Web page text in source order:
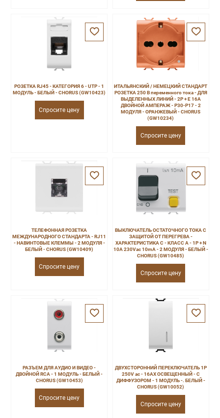
РОЗЕТКА RJ45 - КАТЕГОРИЯ 6 - UTP - 1
МОДУЛЬ - БЕЛЫЙ - CHORUS (GW10423)
Спросите цену
ИТАЛЬЯНСКИЙ / НЕМЕЦКИЙ СТАНДАРТ
РОЗЕТКА 250 В переменного тока - ДЛЯ
ВЫДЕЛЕННЫХ ЛИНИЙ - 2P + E 16A
ДВОЙНОЙ АМПЕРАЖ - P30-P17 - 2
МОДУЛЯ - ОРАНЖЕВЫЙ - CHORUS
(GW10234)
Спросите цену
ТЕЛЕФОННАЯ РОЗЕТКА
МЕЖДУНАРОДНОГО СТАНДАРТА - RJ11
- НАВИНТОВЫЕ КЛЕММЫ - 2 МОДУЛЯ -
БЕЛЫЙ - CHORUS (GW10409)
Спросите цену
ВЫКЛЮЧАТЕЛЬ ОСТАТОЧНОГО ТОКА С
ЗАЩИТОЙ ОТ ПЕРЕГРЕВА -
ХАРАКТЕРИСТИКА C - КЛАСС A - 1P + N
10A 230Vac 10mA - 2 МОДУЛЯ - БЕЛЫЙ -
CHORUS (GW10485)
Спросите цену
РАЗЪЕМ ДЛЯ АУДИО И ВИДЕО -
ДВОЙНОЙ RCA - 1 МОДУЛЬ - БЕЛЫЙ -
CHORUS (GW10453)
Спросите цену
ДВУХСТОРОННИЙ ПЕРЕКЛЮЧАТЕЛЬ 1P
250V ac - 16AX ОСВЕЩЕННЫЙ - С
ДИФФУЗОРОМ - 1 МОДУЛЬ -. БЕЛЫЙ -
CHORUS (GW10052)
Спросите цену